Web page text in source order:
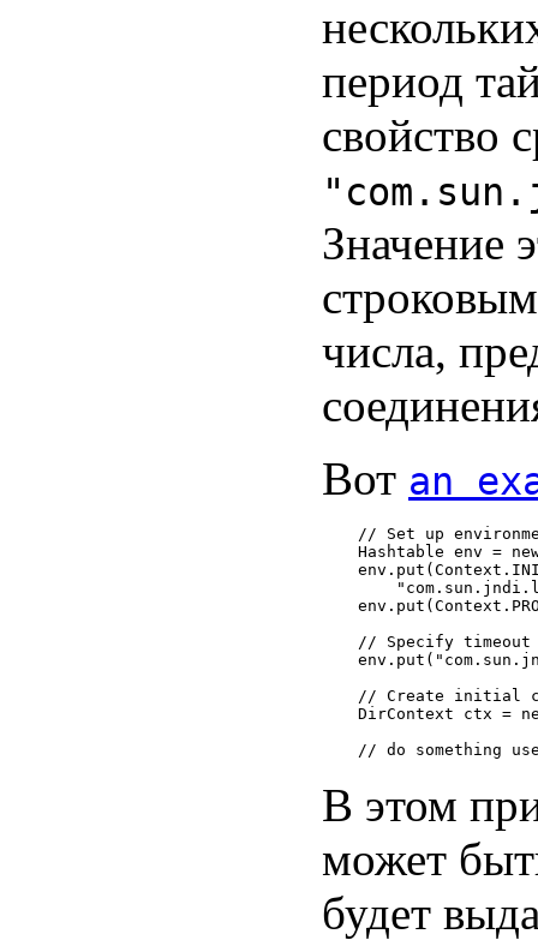
период
свойство
Значение
числа,
Вот an
// Set up
Hashtable env =
// Specify timeout
// Create initial
DirContext ctx =
В этом
может
будет